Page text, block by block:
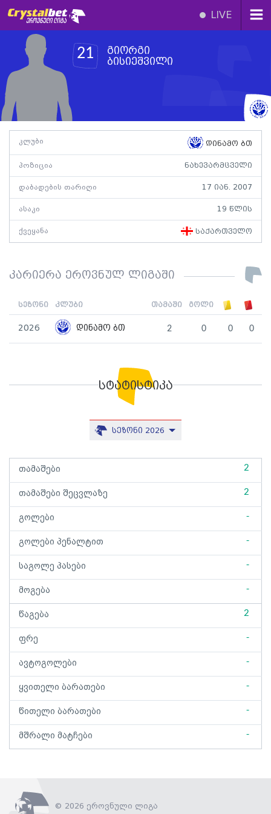
LIVE
21
გიორგი
ბისიეშვილი
კლუბი დინამო ბთ
პოზიცია ნახევარმცველი
დაბადების თარიღი 17 იან. 2007
ასაკი 19 წლის
ქვეყანა საქართველო
კარიერა ეროვნულ ლიგაში
სეზონი კლუბი თამაში გოლი
2026 დინამო ბთ 2 0 0 0
სტატისტიკა
სეზონი 2026
თამაშები 2
თამაშები შეცვლაზე 2
გოლები -
გოლები პენალტით -
საგოლე პასები -
მოგება -
წაგება 2
ფრე -
ავტოგოლები -
ყვითელი ბარათები -
წითელი ბარათები -
მშრალი მატჩები -
© 2026 ეროვნული ლიგა